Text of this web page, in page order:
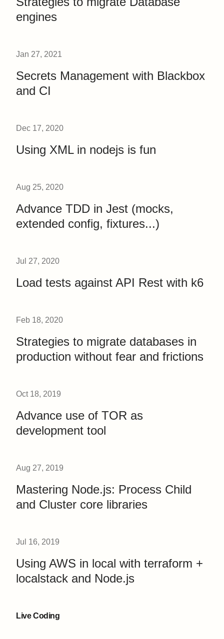
engines
Jan 27, 2021
Secrets Management with Blackbox
and CI
Dec 17, 2020
Using XML in nodejs is fun
Aug 25, 2020
Advance TDD in Jest (mocks,
extended config, fixtures...)
Jul 27, 2020
Load tests against API Rest with k6
Feb 18, 2020
Strategies to migrate databases in
production without fear and frictions
Oct 18, 2019
Advance use of TOR as
development tool
Aug 27, 2019
Mastering Node.js: Process Child
and Cluster core libraries
Jul 16, 2019
Using AWS in local with terraform +
localstack and Node.js
Live Coding